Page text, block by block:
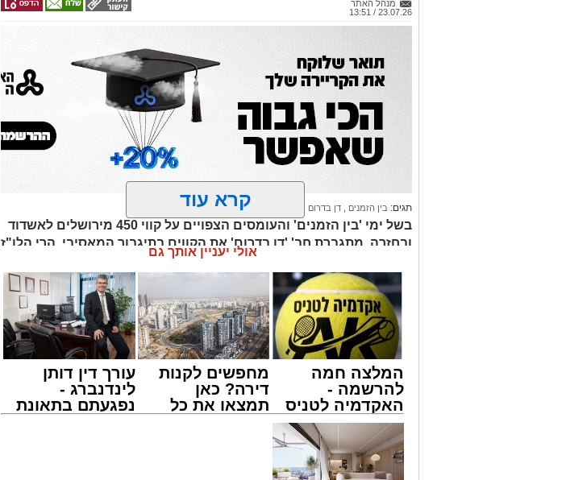
מנהל האתר
23.07.26 / 13:51
תגים: בין הזמנים דן בדרום תיגבור קווי ירושלים
בשל ימי 'בין הזמנים' והעומסים הצפויים על קווי 450 מירושלים לאשדוד
ובחזרה, מתגברת חב' 'דן בדרום' את הקווים בתיגבור המאסיבי. הרי הלו"ז
קרא עוד
אולי יעניין אותך גם
המלצה חמה
להרשמה -
האקדמיה לטניס
באשדוד של
אלפרד
קריאולנסקי -
לילדים
מחפשים לקנות
דירה? כאן
תמצאו את כל
עורך דין דותן
לינדנברג -
נפגעתם בתאונת